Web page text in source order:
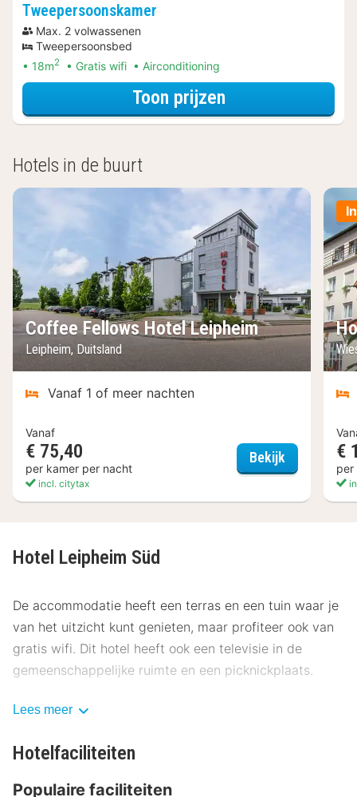
Tweepersoonskamer
Max. 2 volwassenen
Tweepersoonsbed
18m2 Gratis wifi Airconditioning
Toon prijzenvoor
Hotels in de buurt
Coffee Fellows Hotel Leipheim
Leipheim, Duitsland
Vanaf 1 of meer nachten
Vanaf
€ 75,40
per kamer per nacht
incl. citytax
Bekijk Coffee €
per
Hotel Leipheim Süd
De accommodatie heeft een terras en een tuin waar je
van het uitzicht kunt genieten, maar profiteer ook van
gratis wifi. Dit hotel heeft ook een televisie in de
gemeenschappelijke ruimte en een picknickplaats.
Geniet van een maaltijd in het restaurant of bestel een
favoriete drankje in een bar/lounge.
Enkele van de voorzieningen zijn gratis kranten in de
Lees meer
Hotelfaciliteiten
Populaire faciliteiten